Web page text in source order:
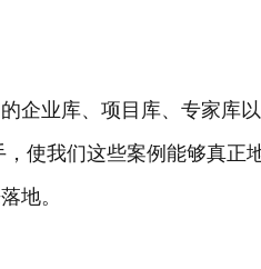
企业库、项目库、专家库
使我们这些案例能够真正
地。